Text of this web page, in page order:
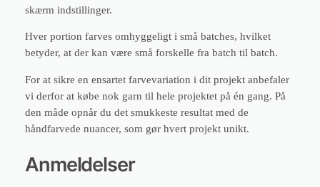
d
o
n
n
skærm indstillinger.
Hver portion farves omhyggeligt i små batches, hvilket
betyder, at der kan være små forskelle fra batch til batch.
For at sikre en ensartet farvevariation i dit projekt anbefaler
vi derfor at købe nok garn til hele projektet på én gang. På
den måde opnår du det smukkeste resultat med de
håndfarvede nuancer, som gør hvert projekt unikt.
Anmeldelser